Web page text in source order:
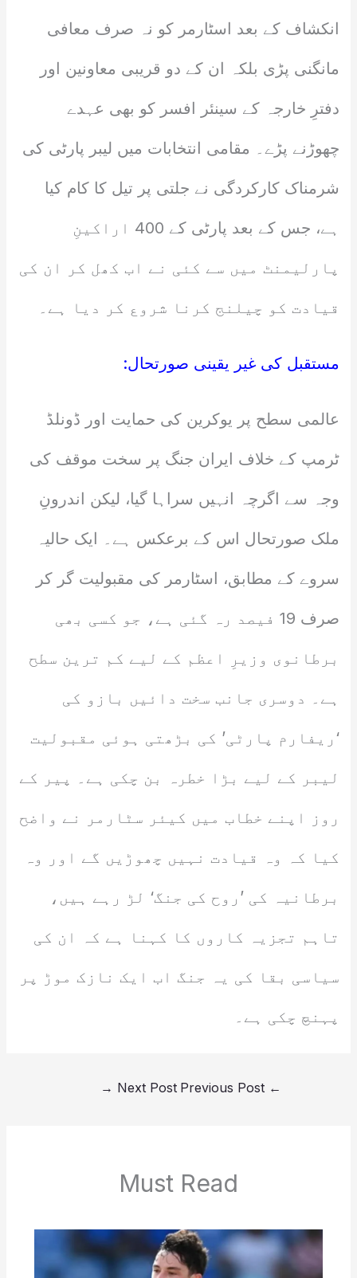
انکشاف کے بعد اسٹارمر کو نہ صرف معافی
مانگنی پڑی بلکہ ان کے دو قریبی معاونین اور
دفترِ خارجہ کے سینئر افسر کو بھی عہدے
چھوڑنے پڑے۔ مقامی انتخابات میں لیبر پارٹی کی
شرمناک کارکردگی نے جلتی پر تیل کا کام کیا
ہے، جس کے بعد پارٹی کے 400 اراکینِ
پارلیمنٹ میں سے کئی نے اب کھل کر ان کی
قیادت کو چیلنج کرنا شروع کر دیا ہے۔
مستقبل کی غیر یقینی صورتحال:
عالمی سطح پر یوکرین کی حمایت اور ڈونلڈ
ٹرمپ کے خلاف ایران جنگ پر سخت موقف کی
وجہ سے اگرچہ انہیں سراہا گیا، لیکن اندرونِ
ملک صورتحال اس کے برعکس ہے۔ ایک حالیہ
سروے کے مطابق، اسٹارمر کی مقبولیت گر کر
صرف 19 فیصد رہ گئی ہے، جو کسی بھی
برطانوی وزیرِ اعظم کے لیے کم ترین سطح
ہے۔ دوسری جانب سخت دائیں بازو کی
‘ریفارم پارٹی’ کی بڑھتی ہوئی مقبولیت
لیبر کے لیے بڑا خطرہ بن چکی ہے۔ پیر کے
روز اپنے خطاب میں کیئر سٹارمر نے واضح
کیا کہ وہ قیادت نہیں چھوڑیں گے اور وہ
برطانیہ کی ’روح کی جنگ‘ لڑ رہے ہیں،
تاہم تجزیہ کاروں کا کہنا ہے کہ ان کی
سیاسی بقا کی یہ جنگ اب ایک نازک موڑ پر
پہنچ چکی ہے۔
←
Next Post
→
Must Read